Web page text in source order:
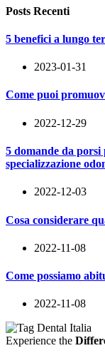
Posts Recenti
5 benefici a lungo
2023-01-31
Come puoi
2022-12-29
5 domande da
specializzazione
2022-12-03
Cosa considerare
2022-11-08
Come possiamo
2022-11-08
Experience the